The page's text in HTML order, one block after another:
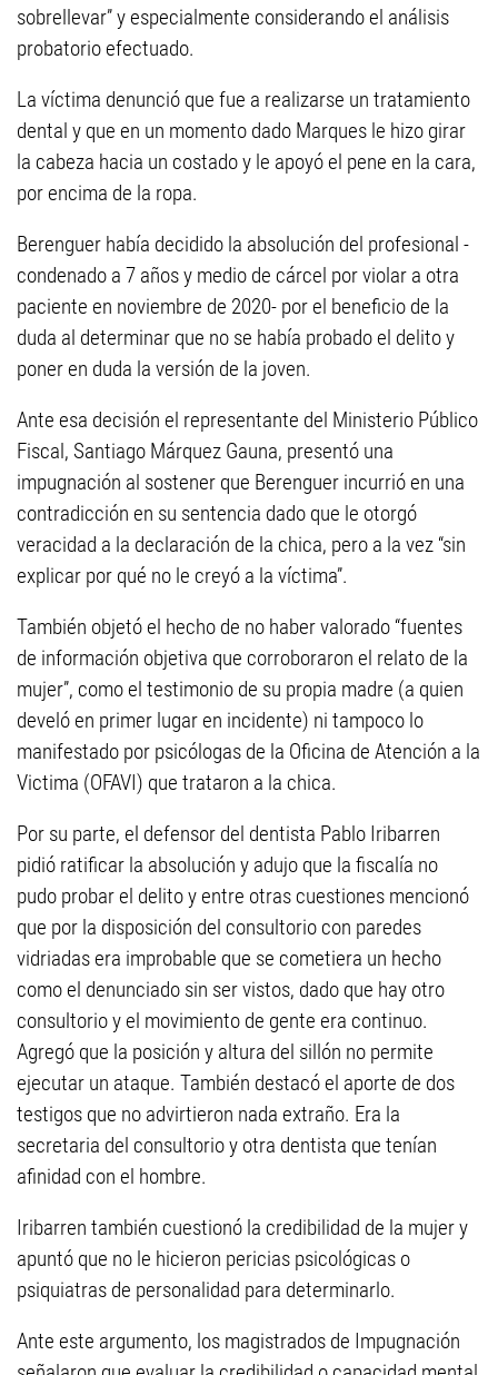
sobrellevar” y especialmente considerando el análisis
probatorio efectuado.
La víctima denunció que fue a realizarse un tratamiento
dental y que en un momento dado Marques le hizo girar
la cabeza hacia un costado y le apoyó el pene en la cara,
por encima de la ropa.
Berenguer había decidido la absolución del profesional -
condenado a 7 años y medio de cárcel por violar a otra
paciente en noviembre de 2020- por el beneficio de la
duda al determinar que no se había probado el delito y
poner en duda la versión de la joven.
Ante esa decisión el representante del Ministerio Público
Fiscal, Santiago Márquez Gauna, presentó una
impugnación al sostener que Berenguer incurrió en una
contradicción en su sentencia dado que le otorgó
veracidad a la declaración de la chica, pero a la vez “sin
explicar por qué no le creyó a la víctima”.
También objetó el hecho de no haber valorado “fuentes
de información objetiva que corroboraron el relato de la
mujer”, como el testimonio de su propia madre (a quien
develó en primer lugar en incidente) ni tampoco lo
manifestado por psicólogas de la Oficina de Atención a la
Victima (OFAVI) que trataron a la chica.
Por su parte, el defensor del dentista Pablo Iribarren
pidió ratificar la absolución y adujo que la fiscalía no
pudo probar el delito y entre otras cuestiones mencionó
que por la disposición del consultorio con paredes
vidriadas era improbable que se cometiera un hecho
como el denunciado sin ser vistos, dado que hay otro
consultorio y el movimiento de gente era continuo.
Agregó que la posición y altura del sillón no permite
ejecutar un ataque. También destacó el aporte de dos
testigos que no advirtieron nada extraño. Era la
secretaria del consultorio y otra dentista que tenían
afinidad con el hombre.
Iribarren también cuestionó la credibilidad de la mujer y
apuntó que no le hicieron pericias psicológicas o
psiquiatras de personalidad para determinarlo.
Ante este argumento, los magistrados de Impugnación